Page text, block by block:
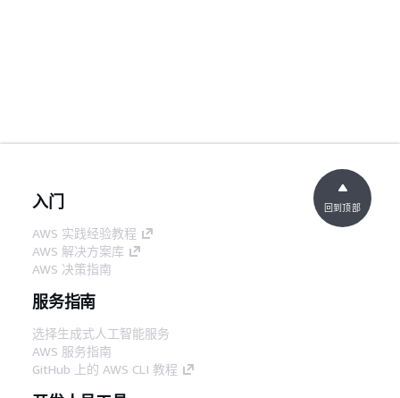
入门
AWS 实践经验教程
AWS 解决方案库
AWS 决策指南
服务指南
选择生成式人工智能服务
AWS 服务指南
GitHub 上的 AWS CLI 教程
回到顶部